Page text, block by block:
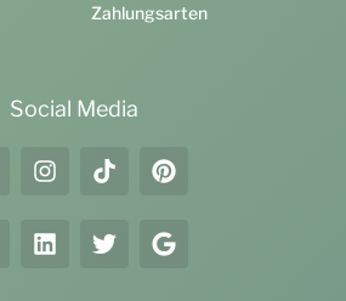
Zahlungsarten
Social Media